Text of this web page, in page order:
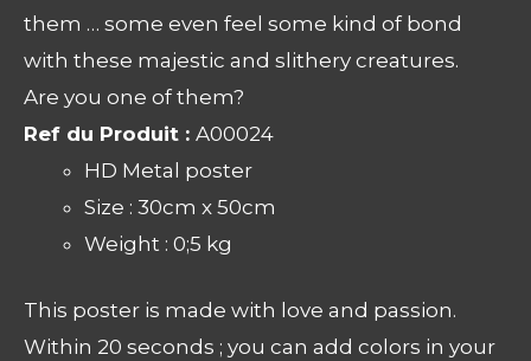
them … some even feel some kind of bond
with these majestic and slithery creatures.
Are you one of them?
Ref du Produit : A00024
HD Metal poster
Size : 30cm x 50cm
Weight : 0;5 kg
This poster is made with love and passion.
Within 20 seconds ; you can add colors in your